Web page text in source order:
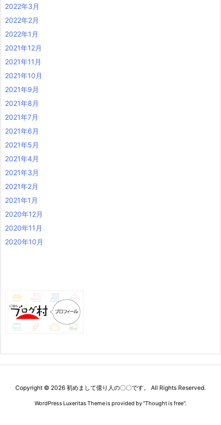
2022年3月
2022年2月
2022年1月
2021年12月
2021年11月
2021年10月
2021年9月
2021年8月
2021年7月
2021年6月
2021年5月
2021年4月
2021年3月
2021年2月
2021年1月
2020年12月
2020年11月
2020年10月
Copyright © 2026 初めまして億り人の〇〇です。 All Rights Reserved.
WordPress Luxeritas Theme is provided by "Thought is free".